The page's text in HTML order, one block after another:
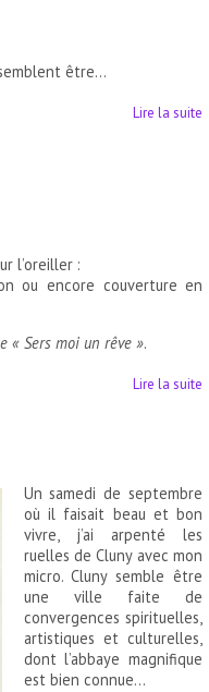
être…
Lire la suite
l’oreiller :
ou encore couverture en
« Sers moi un rêve ».
Lire la suite
Un samedi de septembre
où il faisait beau et bon
vivre, j’ai arpenté les
ruelles de Cluny avec mon
micro. Cluny semble être
une ville faite de
convergences spirituelles,
artistiques et culturelles,
dont l’abbaye magnifique
est bien connue…